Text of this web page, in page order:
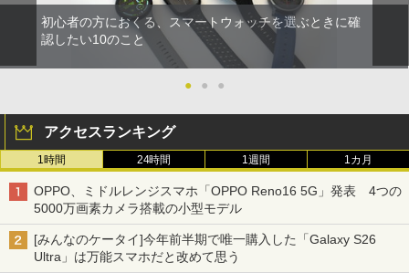
初心者の方におくる、スマートウォッチを選ぶときに確
認したい10のこと
● ● ●
アクセスランキング
1時間 24時間 1週間 1カ月
OPPO、ミドルレンジスマホ「OPPO Reno16 5G」発表 4つの
5000万画素カメラ搭載の小型モデル
[みんなのケータイ]今年前半期で唯一購入した「Galaxy S26
Ultra」は万能スマホだと改めて思う